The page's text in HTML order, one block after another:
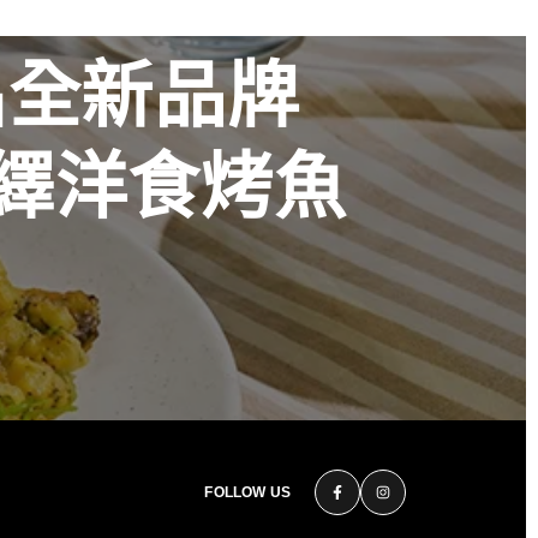
新品牌
洋食烤魚
心藝限量
演繹過桶
FOLLOW US